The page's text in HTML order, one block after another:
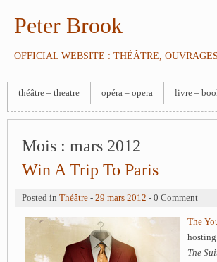
Peter Brook
OFFICIAL WEBSITE : THÉÂTRE,
théâtre – theatre opéra – opera livre –
Mois : mars 2012
Win A Trip To Paris
Posted in Théâtre - 29 mars 2012 - 0 Comment
The
The